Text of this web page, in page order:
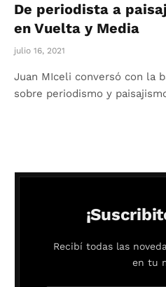
De periodista a
en Vuelta y Media
julio 16, 2021
Juan MIceli conversó con la
sobre periodismo y
Recibí todas las
en tu